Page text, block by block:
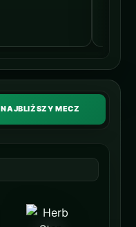
NAJBLIŻSZY MECZ